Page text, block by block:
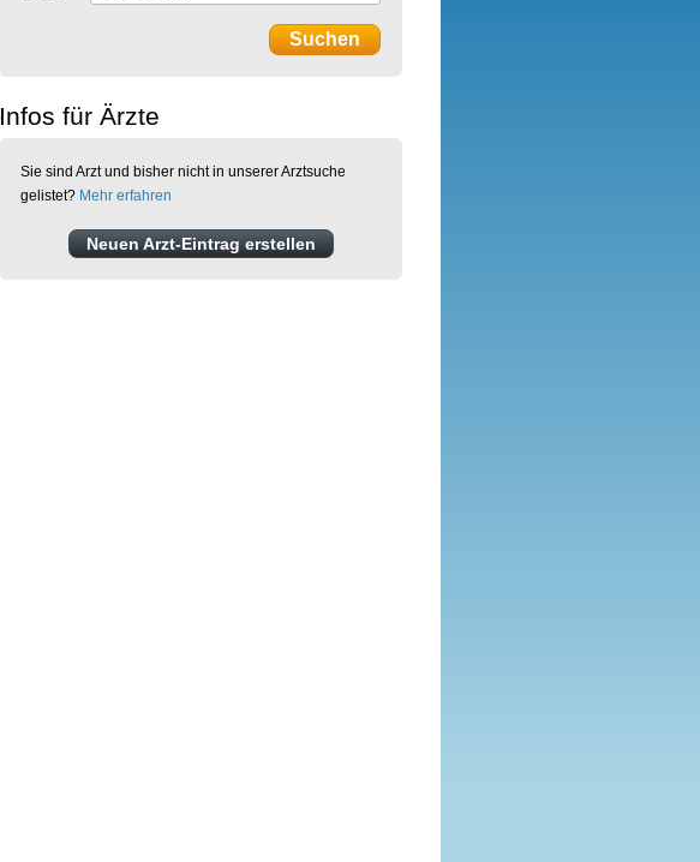
Infos für Ärzte
Sie sind Arzt und bisher nicht in unserer Arztsuche
gelistet? Mehr erfahren
Neuen Arzt-Eintrag erstellen